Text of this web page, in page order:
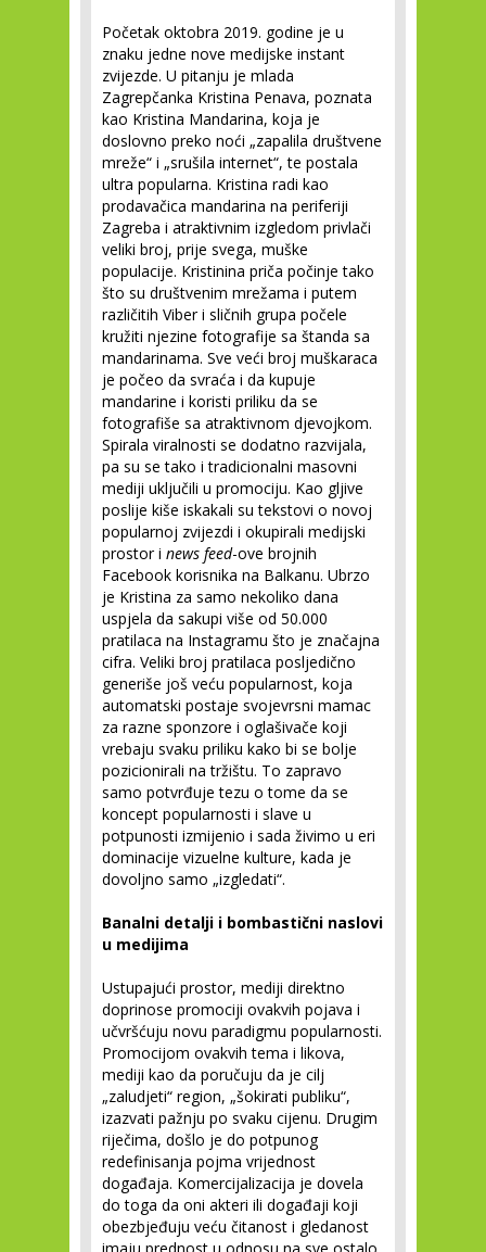
Početak oktobra 2019. godine je u
znaku jedne nove medijske instant
zvijezde. U pitanju je mlada
Zagrepčanka Kristina Penava, poznata
kao Kristina Mandarina, koja je
doslovno preko noći „zapalila društvene
mreže“ i „srušila internet“, te postala
ultra popularna. Kristina radi kao
prodavačica mandarina na periferiji
Zagreba i atraktivnim izgledom privlači
veliki broj, prije svega, muške
populacije. Kristinina priča počinje tako
što su društvenim mrežama i putem
različitih Viber i sličnih grupa počele
kružiti njezine fotografije sa štanda sa
mandarinama. Sve veći broj muškaraca
je počeo da svraća i da kupuje
mandarine i koristi priliku da se
fotografiše sa atraktivnom djevojkom.
Spirala viralnosti se dodatno razvijala,
pa su se tako i tradicionalni masovni
mediji uključili u promociju. Kao gljive
poslije kiše iskakali su tekstovi o novoj
popularnoj zvijezdi i okupirali medijski
prostor i news feed-ove brojnih
Facebook korisnika na Balkanu. Ubrzo
je Kristina za samo nekoliko dana
uspjela da sakupi više od 50.000
pratilaca na Instagramu što je značajna
cifra. Veliki broj pratilaca posljedično
generiše još veću popularnost, koja
automatski postaje svojevrsni mamac
za razne sponzore i oglašivače koji
vrebaju svaku priliku kako bi se bolje
pozicionirali na tržištu. To zapravo
samo potvrđuje tezu o tome da se
koncept popularnosti i slave u
potpunosti izmijenio i sada živimo u eri
dominacije vizuelne kulture, kada je
dovoljno samo „izgledati“.
Banalni detalji i bombastični naslovi
u medijima
Ustupajući prostor, mediji direktno
doprinose promociji ovakvih pojava i
učvršćuju novu paradigmu popularnosti.
Promocijom ovakvih tema i likova,
mediji kao da poručuju da je cilj
„zaludjeti“ region, „šokirati publiku“,
izazvati pažnju po svaku cijenu. Drugim
riječima, došlo je do potpunog
redefinisanja pojma vrijednost
događaja. Komercijalizacija je dovela
do toga da oni akteri ili događaji koji
obezbjeđuju veću čitanost i gledanost